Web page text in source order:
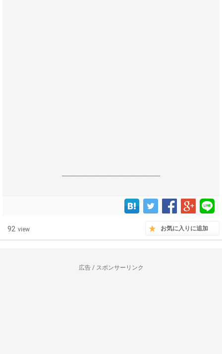
------------------------------------------------------------------
92 view お気に入りに追加
広告 / スポンサーリンク